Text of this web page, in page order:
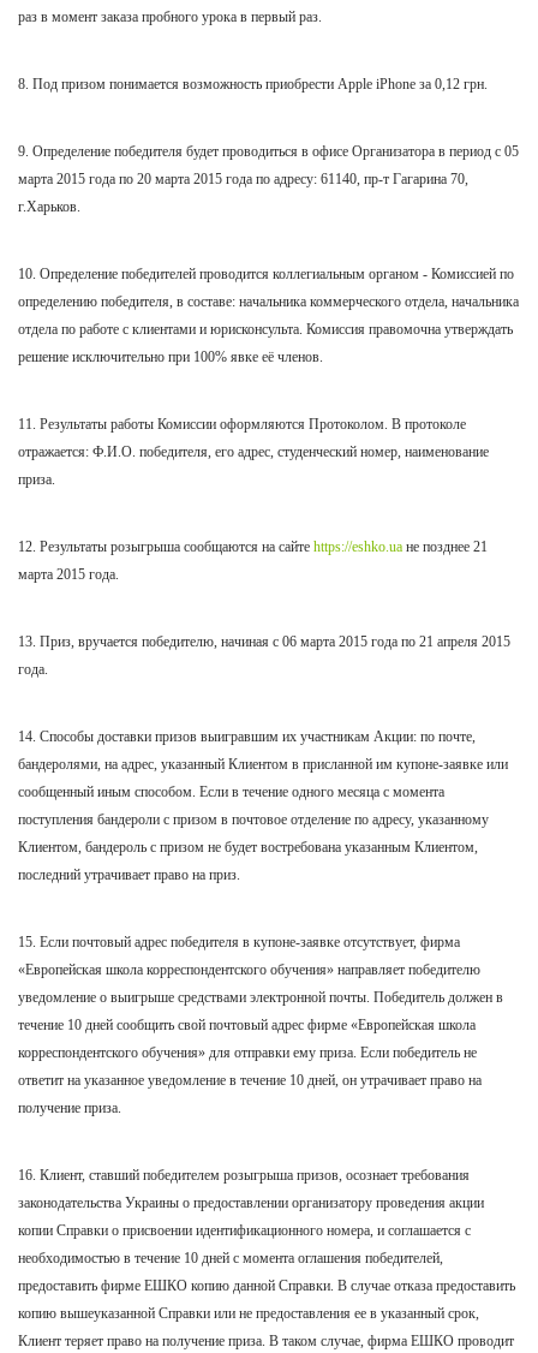
раз в момент заказа пробного урока в первый раз.
8. Под призом понимается возможность приобрести Apple iPhone за 0,12 грн.
9. Определение победителя будет проводиться в офисе Организатора в период с 05
марта 2015 года по 20 марта 2015 года по адресу: 61140, пр-т Гагарина 70,
г.Харьков.
10. Определение победителей проводится коллегиальным органом - Комиссией по
определению победителя, в составе: начальника коммерческого отдела, начальника
отдела по работе с клиентами и юрисконсульта. Комиссия правомочна утверждать
решение исключительно при 100% явке её членов.
11. Результаты работы Комиссии оформляются Протоколом. В протоколе
отражается: Ф.И.О. победителя, его адрес, студенческий номер, наименование
приза.
12. Результаты розыгрыша сообщаются на сайте https://eshko.ua не позднее 21
марта 2015 года.
13. Приз, вручается победителю, начиная с 06 марта 2015 года по 21 апреля 2015
года.
14. Способы доставки призов выигравшим их участникам Акции: по почте,
бандеролями, на адрес, указанный Клиентом в присланной им купоне-заявке или
сообщенный иным способом. Если в течение одного месяца с момента
поступления бандероли с призом в почтовое отделение по адресу, указанному
Клиентом, бандероль с призом не будет востребована указанным Клиентом,
последний утрачивает право на приз.
15. Если почтовый адрес победителя в купоне-заявке отсутствует, фирма
«Европейская школа корреспондентского обучения» направляет победителю
уведомление о выигрыше средствами электронной почты. Победитель должен в
течение 10 дней сообщить свой почтовый адрес фирме «Европейская школа
корреспондентского обучения» для отправки ему приза. Если победитель не
ответит на указанное уведомление в течение 10 дней, он утрачивает право на
получение приза.
16. Клиент, ставший победителем розыгрыша призов, осознает требования
законодательства Украины о предоставлении организатору проведения акции
копии Справки о присвоении идентификационного номера, и соглашается с
необходимостью в течение 10 дней с момента оглашения победителей,
предоставить фирме ЕШКО копию данной Справки. В случае отказа предоставить
копию вышеуказанной Справки или не предоставления ее в указанный срок,
Клиент теряет право на получение приза. В таком случае, фирма ЕШКО проводит